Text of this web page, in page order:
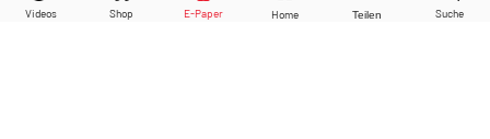
Twitter